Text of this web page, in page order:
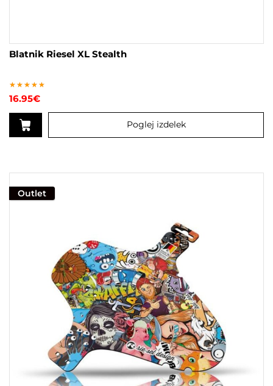
Blatnik Riesel XL Stealth
Ocenjeno
5.00
16.95€
Poglej izdelek
Outlet